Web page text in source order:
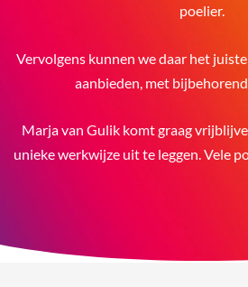
poelier.
Vervolgens kunnen we daar het
aanbieden, met
Marja van Gulik komt graag
unieke werkwijze uit te leggen. Vele